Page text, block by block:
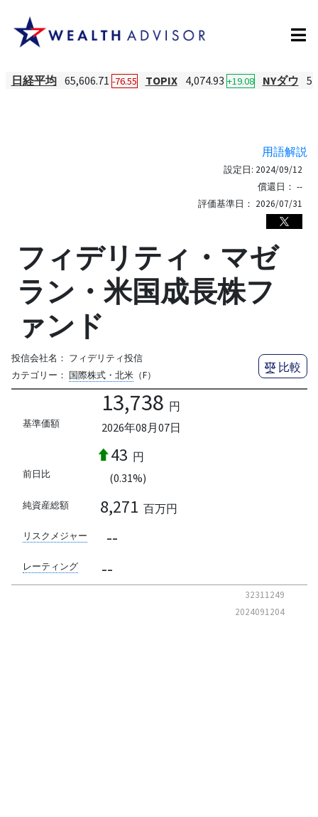
日経平均 65,606.71 -76.55 TOPIX 4,074.93 +19.08 NYダウ
用語解説
設定日: 2024/09/12
償還日： --
評価基準日： 2026/07/31
フィデリティ・マゼ
ラン・米国成長株フ
ァンド
投信会社名： フィデリティ投信
カテゴリー： 国際株式・北米（F）
比較
基準価額
13,738 円
2026年08月07日
前日比
43 円
(0.31%)
純資産総額 8,271 百万円
リスクメジャー --
レーティング --
32311249
2024091204